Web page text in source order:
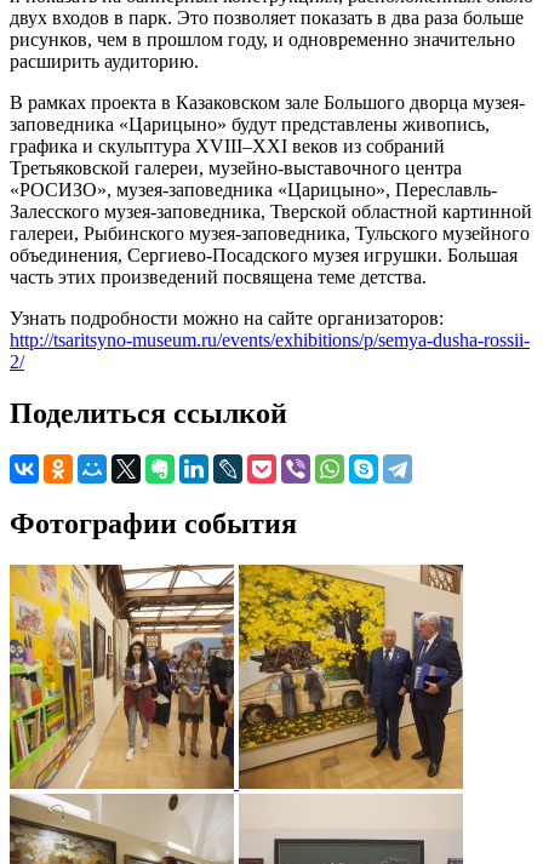
двух входов в парк. Это позволяет показать в два раза больше
рисунков, чем в прошлом году, и одновременно значительно
расширить аудиторию.
В рамках проекта в Казаковском зале Большого дворца музея-
заповедника «Царицыно» будут представлены живопись,
графика и скульптура XVIII–XXI веков из собраний
Третьяковской галереи, музейно-выставочного центра
«РОСИЗО», музея-заповедника «Царицыно», Переславль-
Залесского музея-заповедника, Тверской областной картинной
галереи, Рыбинского музея-заповедника, Тульского музейного
объединения, Сергиево-Посадского музея игрушки. Большая
часть этих произведений посвящена теме детства.
Узнать подробности можно на сайте организаторов:
http://tsaritsyno-museum.ru/events/exhibitions/p/semya-dusha-rossii-
2/
Поделиться ссылкой
Фотографии события